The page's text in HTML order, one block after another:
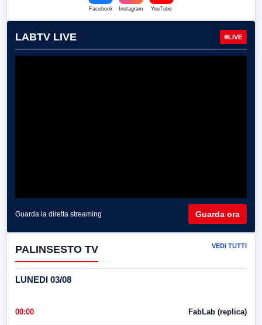
Facebook Instagram YouTube
LABTV LIVE LIVE
Guarda la diretta streaming Guarda ora
PALINSESTO TV VEDI TUTTI
LUNEDI 03/08
00:00 FabLab (replica)